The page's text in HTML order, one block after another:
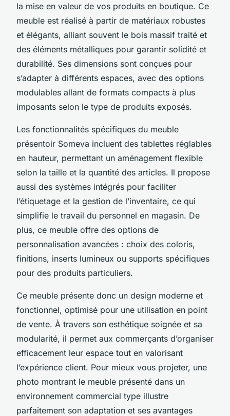
la mise en valeur de vos produits en boutique. Ce
meuble est réalisé à partir de matériaux robustes
et élégants, alliant souvent le bois massif traité et
des éléments métalliques pour garantir solidité et
durabilité. Ses dimensions sont conçues pour
s’adapter à différents espaces, avec des options
modulables allant de formats compacts à plus
imposants selon le type de produits exposés.
Les fonctionnalités spécifiques du meuble
présentoir Someva incluent des tablettes réglables
en hauteur, permettant un aménagement flexible
selon la taille et la quantité des articles. Il propose
aussi des systèmes intégrés pour faciliter
l’étiquetage et la gestion de l’inventaire, ce qui
simplifie le travail du personnel en magasin. De
plus, ce meuble offre des options de
personnalisation avancées : choix des coloris,
finitions, inserts lumineux ou supports spécifiques
pour des produits particuliers.
Ce meuble présente donc un design moderne et
fonctionnel, optimisé pour une utilisation en point
de vente. À travers son esthétique soignée et sa
modularité, il permet aux commerçants d’organiser
efficacement leur espace tout en valorisant
l’expérience client. Pour mieux vous projeter, une
photo montrant le meuble présenté dans un
environnement commercial type illustre
parfaitement son adaptation et ses avantages